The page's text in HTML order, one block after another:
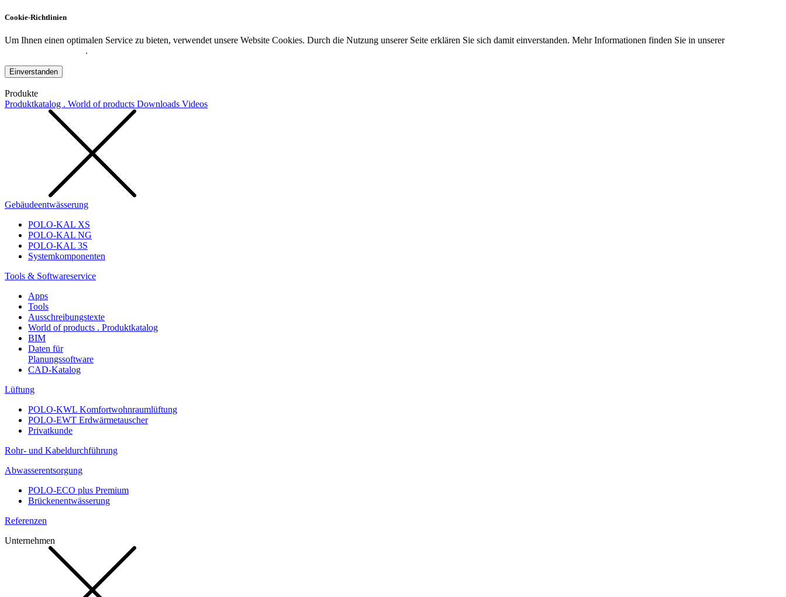
Cookie-Richtlinien
Um Ihnen einen optimalen Service zu bieten, verwendet unsere Website Cookies. Durch die Nutzung unserer Seite erklären Sie sich damit einverstanden. Mehr Informationen finden Sie in unserer
.
Einverstanden
Produkte
Produktkatalog . World of products Downloads Videos
Gebäudeentwässerung
POLO-KAL XS
POLO-KAL NG
POLO-KAL 3S
Systemkomponenten
Tools & Softwareservice
Apps
Tools
Ausschreibungstexte
World of products . Produktkatalog
BIM
Daten für
Planungssoftware
CAD-Katalog
Lüftung
POLO-KWL Komfortwohnraumlüftung
POLO-EWT Erdwärmetauscher
Privatkunde
Rohr- und Kabeldurchführung
Abwasserentsorgung
POLO-ECO plus Premium
Brückenentwässerung
Referenzen
Unternehmen